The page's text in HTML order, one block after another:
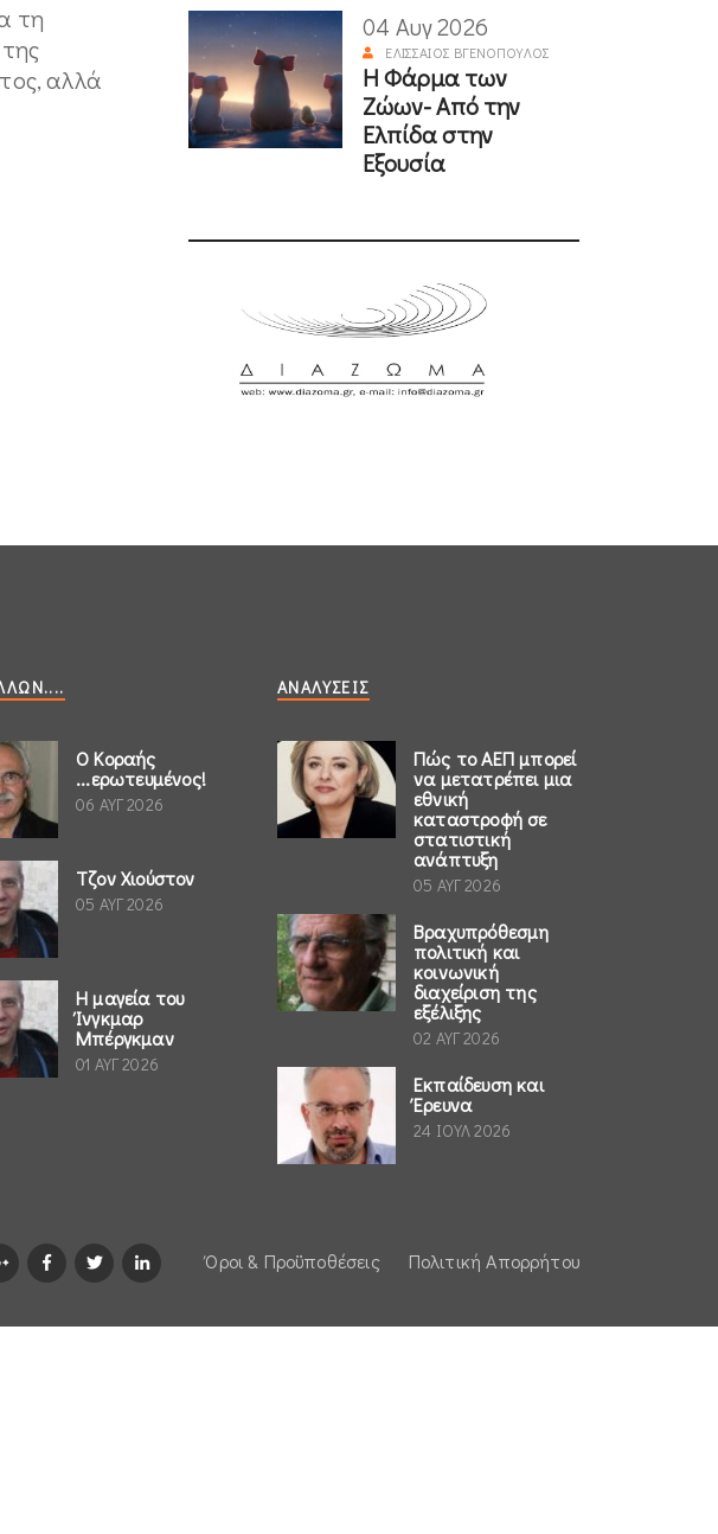
τη
αλλά
04 Αυγ 2026
ΕΛΙΣΣΑΊΟΣ ΒΓΕΝΌΠΟΥΛΟΣ
Η Φάρμα των
Ζώων- Από την
Ελπίδα στην
Εξουσία
Ο Κοραής
...ερωτευμένος!
06 ΑΥΓ 2026
Τζον Χιούστον
05 ΑΥΓ 2026
Η μαγεία του
Ίνγκμαρ
Μπέργκμαν
01 ΑΥΓ 2026
ΑΝΑΛΎΣΕΙΣ
Πώς το ΑΕΠ μπορεί
να μετατρέπει μια
εθνική
καταστροφή σε
στατιστική
ανάπτυξη
05 ΑΥΓ 2026
Βραχυπρόθεσμη
πολιτική και
κοινωνική
διαχείριση της
εξέλιξης
02 ΑΥΓ 2026
Εκπαίδευση και
Έρευνα
24 ΙΟΥΛ 2026
Όροι & Προϋποθέσεις Πολιτική Απορρήτου